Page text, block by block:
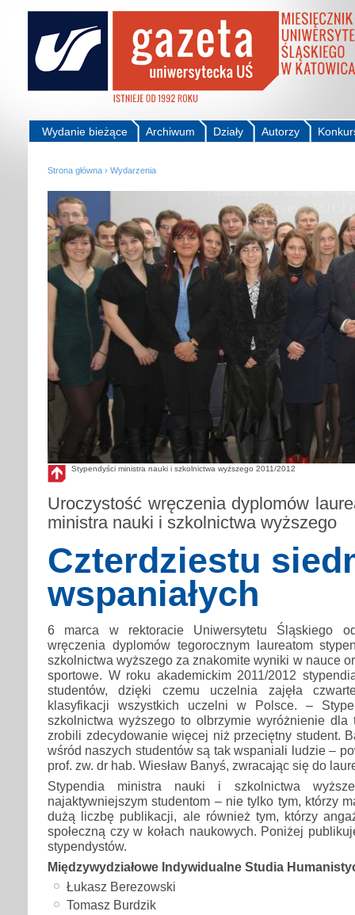
Autorzy
Działy
Archiwum
Wydanie bieżące
Strona główna › Wydarzenia
Stypendyści ministra nauki i szkolnictwa wyższego 2011/2012
Uroczystość wręczenia dyplomów
ministra nauki i szkolnictwa wyższego
Czterdziestu
wspaniałych
6 marca w rektoracie Uniwersytetu Śląskiego
wręczenia dyplomów tegorocznym laureatom
szkolnictwa wyższego za znakomite wyniki w nauce
sportowe. W roku akademickim 2011/2012
studentów, dzięki czemu uczelnia zajęła
klasyfikacji wszystkich uczelni w Polsce. –
szkolnictwa wyższego to olbrzymie wyróżnienie dla
zrobili zdecydowanie więcej niż przeciętny student.
wśród naszych studentów są tak wspaniali ludzie –
prof. zw. dr hab. Wiesław Banyś, zwracając się do
Stypendia ministra nauki i szkolnictwa
najaktywniejszym studentom – nie tylko tym, którzy
dużą liczbę publikacji, ale również tym, którzy
społeczną czy w kołach naukowych. Poniżej
stypendystów.
Międzywydziałowe Indywidualne Studia
Łukasz Berezowski
Tomasz Burdzik